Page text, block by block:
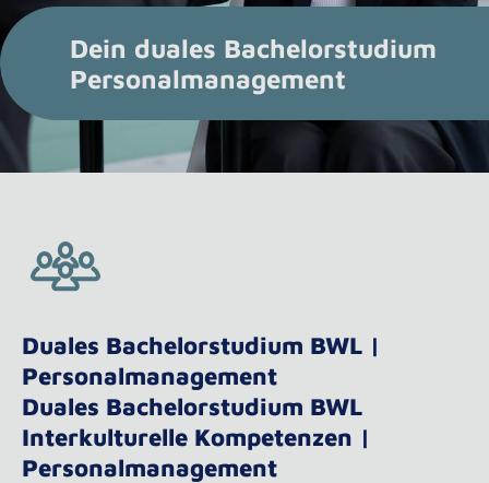
Dein duales Bachelorstudium
Personalmanagement
Duales Bachelorstudium BWL |
Personalmanagement
Duales Bachelorstudium BWL
Interkulturelle Kompetenzen |
Personalmanagement